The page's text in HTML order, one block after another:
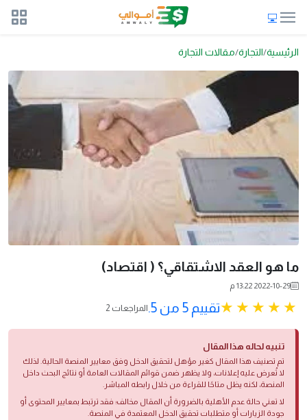
الرئيسية التجارة مقالات التجارة
ما هو العقد الاشتقاقي؟ ( اقتصاد)
2022-10-29 13:22 م
تقييم 5 من 5. 2 المراجعات
تنبيه لحاله هذا المقال
تم تصنيف هذا المقال كغير مؤهل لتحقيق الدخل وفق معايير المنصة الحالية. لذلك
لا تُعرض عليه إعلانات، ولا يظهر ضمن قوائم المقالات العامة أو نتائج البحث داخل
المنصة، لكنه يظل متاحًا للقراءة من خلال رابطه المباشر.
لا تعني حالة عدم الأهلية بالضرورة أن المقال مخالف؛ فقد ترتبط بمعايير المحتوى أو
جودة الزيارات أو متطلبات تحقيق الدخل المعتمدة في المنصة.